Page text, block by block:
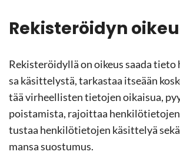
Re­kis­te­röi­dyn
Re­kis­te­röi­dyl­lä on oi­keus saada
sa kä­sit­te­lys­tä, tar­kas­taa it­se­ään
tää vir­heel­lis­ten tie­to­jen oi­kai­sua,
pois­ta­mis­ta, ra­joit­taa
tus­taa hen­ki­lö­tie­to­jen kä­sit­te­lyä
man­sa suos­tu­mus.